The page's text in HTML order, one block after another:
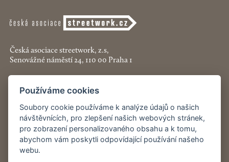
Česká asociace streetwork, z.s,
Senovážné náměstí 24, 110 00 Praha 1
+420 774 913 777
asociace@streetwork.cz
Nastavení cookies
Restartshop.cz
Používáme cookies
Soubory cookie používáme k analýze údajů o našich
návštěvnících, pro zlepšení našich webových stránek,
pro zobrazení personalizovaného obsahu a k tomu,
abychom vám poskytli odpovídající používání našeho
webu.